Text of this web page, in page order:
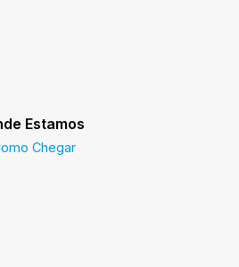
Estamos
Chegar